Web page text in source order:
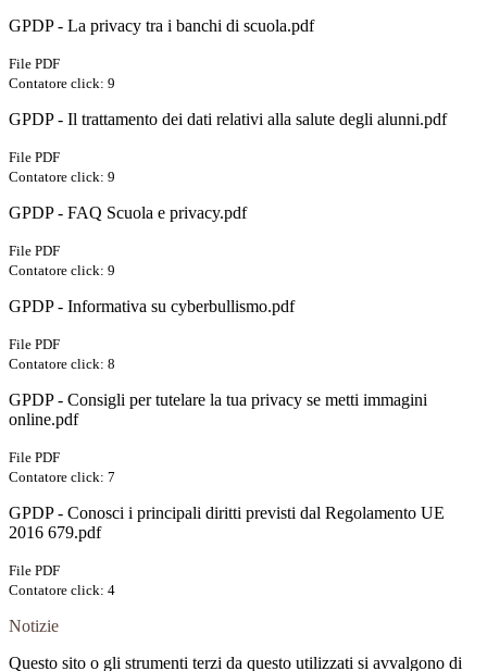
GPDP - La privacy tra i banchi di scuola.pdf
File PDF
Contatore click: 9
GPDP - Il trattamento dei dati relativi alla salute degli alunni.pdf
File PDF
Contatore click: 9
GPDP - FAQ Scuola e privacy.pdf
File PDF
Contatore click: 9
GPDP - Informativa su cyberbullismo.pdf
File PDF
Contatore click: 8
GPDP - Consigli per tutelare la tua privacy se metti immagini
online.pdf
File PDF
Contatore click: 7
GPDP - Conosci i principali diritti previsti dal Regolamento UE
2016 679.pdf
File PDF
Contatore click: 4
Notizie
Questo sito o gli strumenti terzi da questo utilizzati si avvalgono di